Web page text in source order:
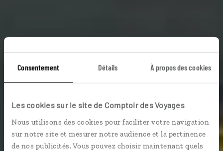
Consentement Détails À propos des cookies
Les cookies sur le site de Comptoir des Voyages
Nous utilisons des cookies pour faciliter votre navigation
sur notre site et mesurer notre audience et la pertinence
de nos publicités. Vous pouvez choisir maintenant quels
Glamping on
Sunshine
Autotour famille en Floride : Miami Beach, Keys,
Everglades, Amelia Island…